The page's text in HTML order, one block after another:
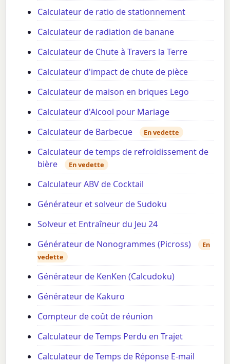
Calculateur de ratio de stationnement
Calculateur de radiation de banane
Calculateur de Chute à Travers la Terre
Calculateur d'impact de chute de pièce
Calculateur de maison en briques Lego
Calculateur d'Alcool pour Mariage
Calculateur de Barbecue
En vedette
Calculateur de temps de refroidissement de
bière
En vedette
Calculateur ABV de Cocktail
Générateur et solveur de Sudoku
Solveur et Entraîneur du Jeu 24
Générateur de Nonogrammes (Picross)
En
vedette
Générateur de KenKen (Calcudoku)
Générateur de Kakuro
Compteur de coût de réunion
Calculateur de Temps Perdu en Trajet
Calculateur de Temps de Réponse E-mail